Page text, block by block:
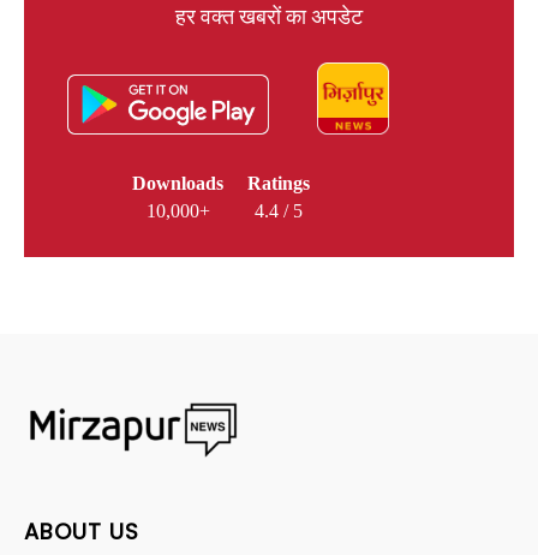
हर वक्त खबरों का अपडेट
Downloads
10,000+
Ratings
4.4 / 5
ABOUT US